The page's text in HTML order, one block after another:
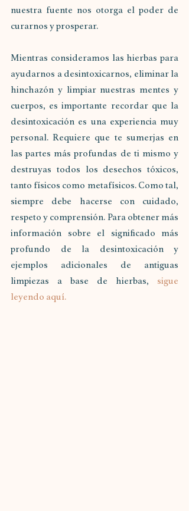
nuestra fuente nos otorga el poder de
curarnos y prosperar.
Mientras consideramos las hierbas para
ayudarnos a desintoxicarnos, eliminar la
hinchazón y limpiar nuestras mentes y
cuerpos, es importante recordar que la
desintoxicación es una experiencia muy
personal. Requiere que te sumerjas en
las partes más profundas de ti mismo y
destruyas todos los desechos tóxicos,
tanto físicos como metafísicos. Como tal,
siempre debe hacerse con cuidado,
respeto y comprensión. Para obtener más
información sobre el significado más
profundo de la desintoxicación y
ejemplos adicionales de antiguas
limpiezas a base de hierbas, sigue
leyendo aquí.